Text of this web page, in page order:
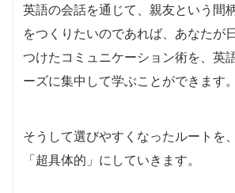
英語の会話を通じて、親友という間
をつくりたいのであれば、あなたが
つけたコミュニケーション術を、英
ーズに集中して学ぶことができます。
そうして選びやすくなったルートを
「超具体的」にしていきます。